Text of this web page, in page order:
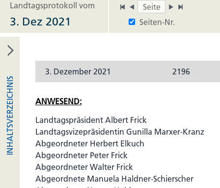
Landtagsprotokoll vom
Seiten-Nr.
3. Dez 2021
INHALTSVERZEICHNIS
3. Dezember 2021 2196
ANWESEND:
Landtagspräsident Albert Frick
Landtagsvizepräsidentin Gunilla Marxer-Kranz
Abgeordneter Herbert Elkuch
Abgeordneter Peter Frick
Abgeordneter Walter Frick
Abgeordnete Manuela Haldner-Schierscher